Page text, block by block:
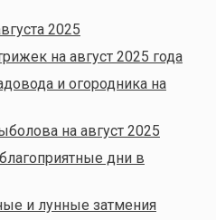
2025
на август 2025 года
и огородника на
на август 2025
дни в
и лунные затмения